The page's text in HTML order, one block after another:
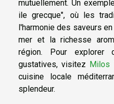
mutuellement. Un
ile grecque", où les
l'harmonie des saveurs
mer et la richesse
région. Pour explorer
gustatives, visitez Milos
cuisine locale
splendeur.